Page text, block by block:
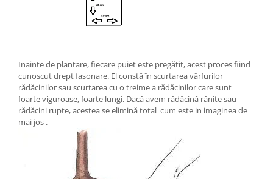
Inainte de plantare, fiecare puiet este pregătit, acest proces fiind
cunoscut drept fasonare. El constă în scurtarea vârfurilor
rădăcinilor sau scurtarea cu o treime a rădăcinilor care sunt
foarte viguroase, foarte lungi. Dacă avem rădăcină rănite sau
rădăcini rupte, acestea se elimină total cum este in imaginea de
mai jos .